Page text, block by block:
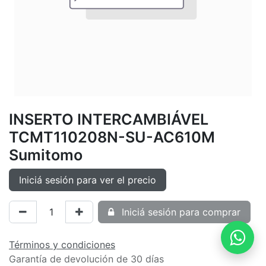
INSERTO INTERCAMBIÁVEL
TCMT110208N-SU-AC610M
Sumitomo
Iniciá sesión para ver el precio
Iniciá sesión para comprar
Términos y condiciones
Garantía de devolución de 30 días